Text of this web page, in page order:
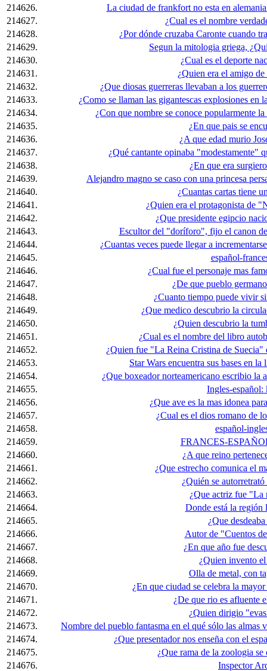
214626.
La ciudad de frankfort no esta en
214627.
¿Cual es el nombre
214628.
¿Por dónde cruzaba Caronte cuando
214629.
Segun la mitologia griega,
214630.
¿Cual es el deporte
214631.
¿Quien era el amigo
214632.
¿Que diosas guerreras llevaban a los
214633.
¿Como se llaman las gigantescas explosiones en
214634.
¿Con que nombre se conoce popularmente
214635.
¿En que pais se
214636.
¿A que edad murio
214637.
¿Qué cantante opinaba "modestamente"
214638.
¿En que era
214639.
Alejandro magno se caso con una princesa
214640.
¿Cuantas cartas tiene
214641.
¿Quien era el protagonista de
214642.
¿Que presidente egipcio
214643.
Escultor del "doríforo", fijo el canon
214644.
¿Cuantas veces puede llegar a
214645.
español-
214646.
¿Cual fue el personaje mas
214647.
¿De que pueblo
214648.
¿Cuanto tiempo puede vivir
214649.
¿Que medico descubrio la
214650.
¿Quien descubrio la
214651.
¿Cual es el nombre del libro
214652.
¿Quien fue "La Reina Cristina de
214653.
Star Wars encuentra sus bases en
214654.
¿Que boxeador norteamericano escribio
214655.
Ingles-español:
214656.
¿Que ave es la mas idonea
214657.
¿Cual es el dios romano de
214658.
español-
214659.
FRANCES-
214660.
¿A que reino
214661.
¿Que estrecho comunica el
214662.
¿Quién se
214663.
¿Que actriz fue "La
214664.
Donde está la región
214665.
¿Que
214666.
Autor de "Cuentos
214667.
¿En que año fue
214668.
¿Quien invento
214669.
Olla de metal, con
214670.
¿En que ciudad se celebra la
214671.
¿De que rio es afluente
214672.
¿Quien dirigio
214673.
Nombre del pueblo fantasma en el qué sólo las
214674.
¿Que presentador nos enseña con el
214675.
¿Que rama de la zoologia se
214676.
Inspector